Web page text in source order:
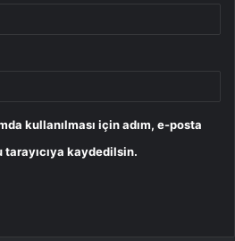
kullanılması için adım, e-posta
kaydedilsin.